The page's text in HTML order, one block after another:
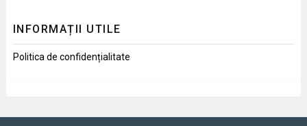
INFORMAȚII UTILE
Politica de confidențialitate